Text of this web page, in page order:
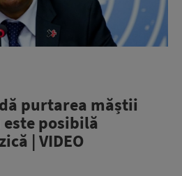
purtarea măștii
este posibilă
| VIDEO